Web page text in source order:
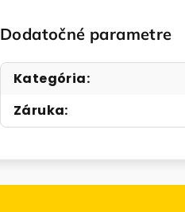
Dodatočné parametre
Kategória:
Záruka: